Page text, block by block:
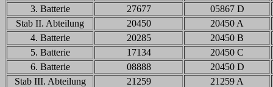
3. Batterie
27677
05867 D
Stab II. Abteilung
20450
20450 A
4. Batterie
20285
20450 B
5. Batterie
17134
20450 C
6. Batterie
08888
20450 D
Stab III. Abteilung
21259
21259 A